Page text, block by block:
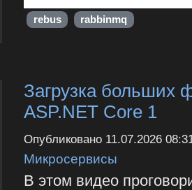
rebus rabbinmq
Загрузка больших
ASP.NET Core 1
Опубликовано 11.07.2026
Микросервисы
В этом видео